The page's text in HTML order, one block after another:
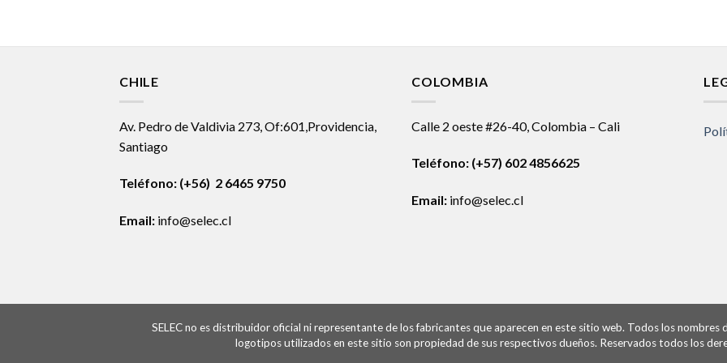
CHILE
Av. Pedro de Valdivia 273, Of:601,Providencia,
Santiago
Teléfono: (+56) 2 6465 9750
Email: info@selec.cl
COLOMBIA
Calle 2 oeste #26-40, Colombia – Cali
Teléfono: (+57) 602 4856625
Email: info@selec.cl
SELEC no es distribuidor oficial ni representante de los fabricantes que aparecen en este sitio web. Todos los nombres
logotipos utilizados en este sitio son propiedad de sus respectivos dueños. Reservados todos los